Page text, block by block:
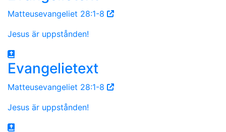
Matteusevangeliet 28:1-8
Jesus är uppstånden!
Evangelietext
Matteusevangeliet 28:1-8
Jesus är uppstånden!